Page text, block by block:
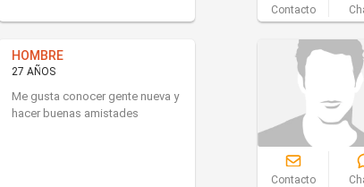
Contacto
HOMBRE
27 AÑOS
Me gusta conocer gente nueva y
hacer buenas amistades
Contacto